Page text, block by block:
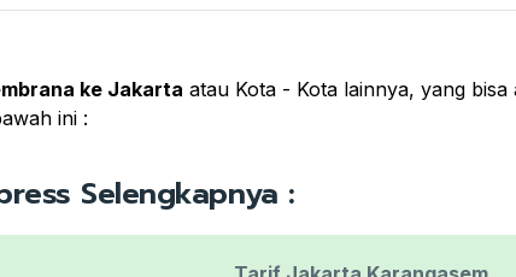
ke Jakarta atau Kota - Kota lainnya, yang
ini :
Selengkapnya :